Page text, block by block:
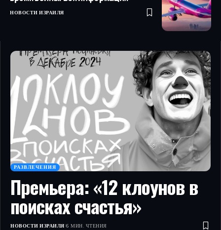
НОВОСТИ ИЗРАИЛЯ
РАЗВЛЕЧЕНИЯ
Премьера: «12 клоунов в
поисках счастья»
НОВОСТИ ИЗРАИЛЯ 6 МИН. ЧТЕНИЯ